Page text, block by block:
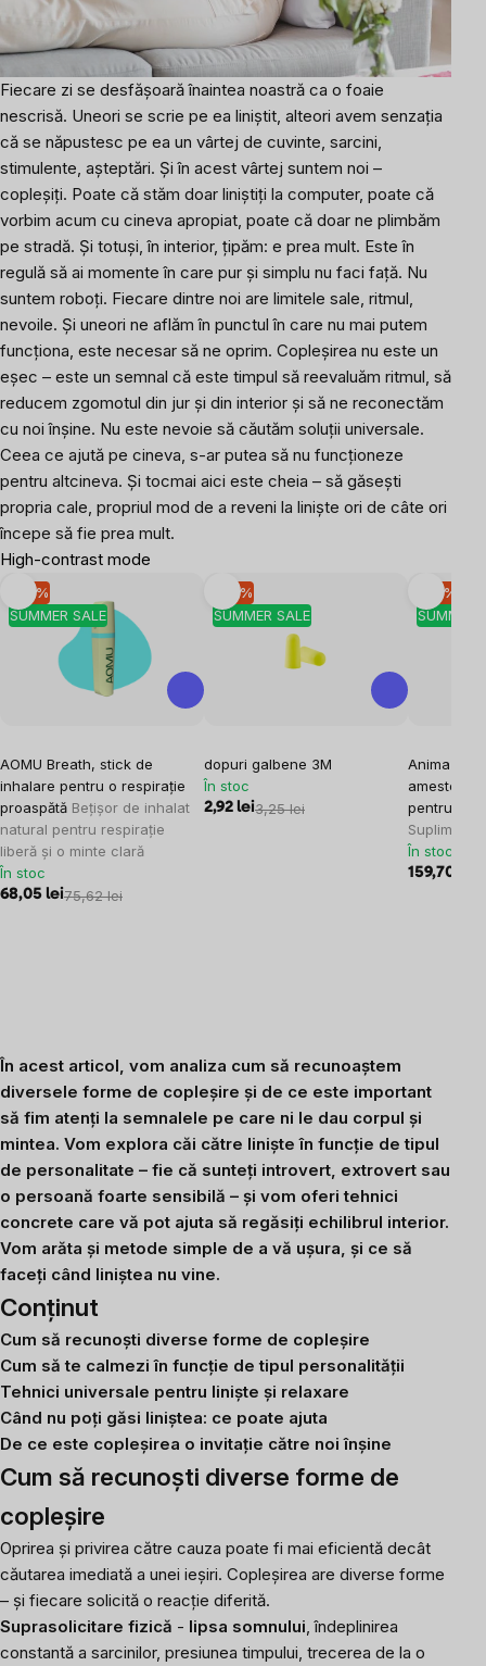
Fiecare zi se desfășoară înaintea noastră ca o foaie
nescrisă. Uneori se scrie pe ea liniștit, alteori avem senzația
că se năpustesc pe ea un vârtej de cuvinte, sarcini,
stimulente, așteptări. Și în acest vârtej suntem noi –
copleșiți. Poate că stăm doar liniștiți la computer, poate că
vorbim acum cu cineva apropiat, poate că doar ne plimbăm
pe stradă. Și totuși, în interior, țipăm: e prea mult. Este în
regulă să ai momente în care pur și simplu nu faci față. Nu
suntem roboți. Fiecare dintre noi are limitele sale, ritmul,
nevoile. Și uneori ne aflăm în punctul în care nu mai putem
funcționa, este necesar să ne oprim. Copleșirea nu este un
eșec – este un semnal că este timpul să reevaluăm ritmul, să
reducem zgomotul din jur și din interior și să ne reconectăm
cu noi înșine. Nu este nevoie să căutăm soluții universale.
Ceea ce ajută pe cineva, s-ar putea să nu funcționeze
pentru altcineva. Și tocmai aici este cheia – să găsești
propria cale, propriul mod de a reveni la liniște ori de câte ori
începe să fie prea mult.
High-contrast mode
SUMMER SALE
-10 %
AOMU Breath, stick de
inhalare pentru o respirație
proaspătă Bețișor de inhalat
natural pentru respirație
liberă și o minte clară
În stoc
68,05 lei75,62 lei
SUMMER SALE
-10 %
dopuri galbene 3M
În stoc
2,92 lei3,25 lei
SUMMER
-10 %
Anima
amestec
pentru
Supliment
În stoc
159,70 lei
În acest articol, vom analiza cum să recunoaștem
diversele forme de copleșire și de ce este important
să fim atenți la semnalele pe care ni le dau corpul și
mintea. Vom explora căi către liniște în funcție de tipul
de personalitate – fie că sunteți introvert, extrovert sau
o persoană foarte sensibilă – și vom oferi tehnici
concrete care vă pot ajuta să regăsiți echilibrul interior.
Vom arăta și metode simple de a vă ușura, și ce să
faceți când liniștea nu vine.
Conținut
Cum să recunoști diverse forme de copleșire
Cum să te calmezi în funcție de tipul personalității
Tehnici universale pentru liniște și relaxare
Când nu poți găsi liniștea: ce poate ajuta
De ce este copleșirea o invitație către noi înșine
Cum să recunoști diverse forme de
copleșire
Oprirea și privirea către cauza poate fi mai eficientă decât
căutarea imediată a unei ieșiri. Copleșirea are diverse forme
– și fiecare solicită o reacție diferită.
Suprasolicitare fizică - lipsa somnului , îndeplinirea
constantă a sarcinilor, presiunea timpului, trecerea de la o